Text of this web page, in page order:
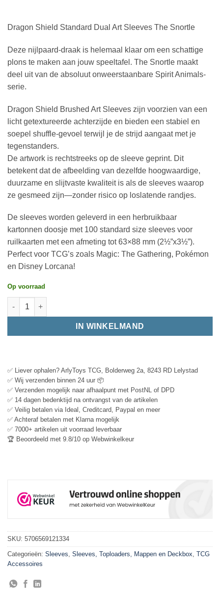
Dragon Shield Standard Dual Art Sleeves The Snortle
Deze nijlpaard-draak is helemaal klaar om een schattige
plons te maken aan jouw speeltafel. The Snortle maakt
deel uit van de absoluut onweerstaanbare Spirit Animals-
serie.
Dragon Shield Brushed Art Sleeves zijn voorzien van een
licht getextureerde achterzijde en bieden een stabiel en
soepel shuffle-gevoel terwijl je de strijd aangaat met je
tegenstanders.
De artwork is rechtstreeks op de sleeve geprint. Dit
betekent dat de afbeelding van dezelfde hoogwaardige,
duurzame en slijtvaste kwaliteit is als de sleeves waarop
ze gesmeed zijn—zonder risico op loslatende randjes.
De sleeves worden geleverd in een herbruikbaar
kartonnen doosje met 100 standard size sleeves voor
ruilkaarten met een afmeting tot 63×88 mm (2½”x3½”).
Perfect voor TCG’s zoals Magic: The Gathering, Pokémon
en Disney Lorcana!
Op voorraad
IN WINKELMAND
✅ Liever ophalen? ArlyToys TCG, Bolderweg 2a, 8243 RD Lelystad
✅ Wij verzenden binnen 24 uur 📦
✅ Verzenden mogelijk naar afhaalpunt met PostNL of DPD
✅ 14 dagen bedenktijd na ontvangst van de artikelen
✅ Veilig betalen via Ideal, Creditcard, Paypal en meer
✅ Achteraf betalen met Klarna mogelijk
✅ 7000+ artikelen uit voorraad leverbaar
🏆 Beoordeeld met 9.8/10 op Webwinkelkeur
SKU: 5706569121334
Categorieën: Sleeves Sleeves, Toploaders, Mappen en Deckbox TCG
Accessoires